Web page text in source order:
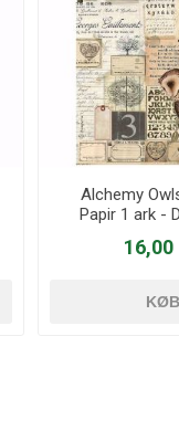
Alchemy
Papir 1 ark -
16,00
KØB